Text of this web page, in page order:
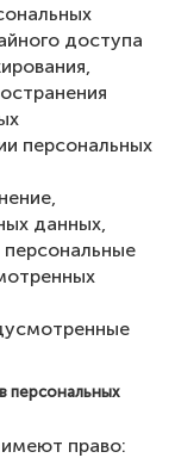
доступа
персональных
данных,
персональных
право: